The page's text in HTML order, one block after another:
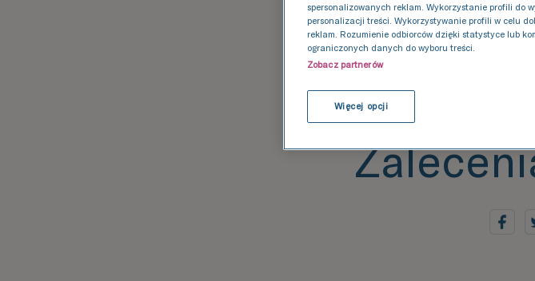
7
Transfer
spersonalizowanych reklam. Wykorzystanie profili do
personalizacji treści. Wykorzystywanie profili w celu
reklam. Rozumienie odbiorców dzięki statystyce lub
ograniczonych danych do wyboru treści.
Zobacz partnerów
Więcej opcji